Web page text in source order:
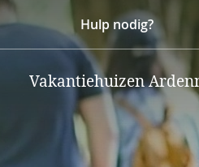
Hulp nodig?
Vakantiehuizen